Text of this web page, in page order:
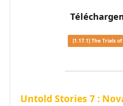
[1.17.1] The Trials
Untold Stories 7 :